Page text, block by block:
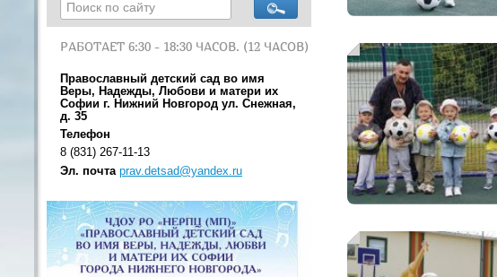
РАБОТАЕТ 6:30 - 18:30 ЧАСОВ. (12 ЧАСОВ)
Православный детский сад во имя
Веры, Надежды, Любови и матери их
Софии г. Нижний Новгород ул. Снежная,
д. 35
Телефон
8 (831) 267-11-13
Эл. почта prav.detsad@yandex.ru